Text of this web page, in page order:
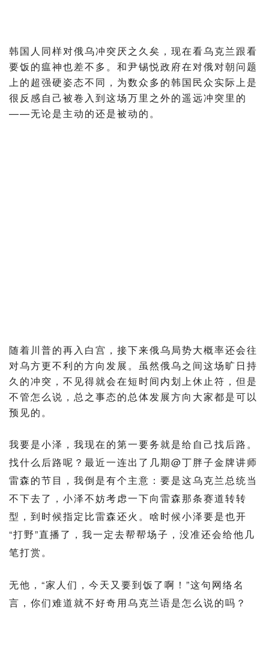
韩国人同样对俄乌冲突厌之久矣，现在看乌克兰跟看
要饭的瘟神也差不多。 和尹锡悦政府在对俄对朝问题
上的超强硬姿态不同，为数众多的韩国民众实际上是
很反感自己被卷入到这场万里之外的遥远冲突里的
——无论是主动的还是被动的。
随着川普的再入白宫，接下来俄乌局势大概率还会往
对乌方更不利的方向发展。 虽然俄乌之间这场旷日持
久的冲突，不见得就会在短时间内划上休止符，但是
不管怎么说，总之事态的总体发展方向大家都是可以
预见的。
我要是小泽，我现在的第一要务就是给自己找后路。
找什么后路呢？最近一连出了几期@丁胖子金牌讲师
雷森的节目，我倒是有个主意：要是这乌克兰总统当
不下去了，小泽不妨考虑一下向雷森那条赛道转转
型，到时候指定比雷森还火。啥时候小泽要是也开
“打野”直播了，我一定去帮帮场子，没准还会给他几
笔打赏。
无他，“家人们，今天又要到饭了啊！”这句网络名
言，你们难道就不好奇用乌克兰语是怎么说的吗？